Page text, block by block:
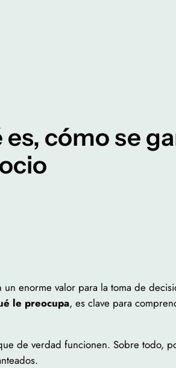
cómo se
enorme valor para la toma de
le preocupa, es clave para
de verdad funcionen. Sobre todo,